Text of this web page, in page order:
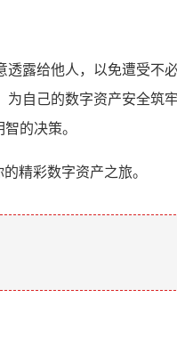
露给他人，以免遭受不必
自己的数字资产安全筑牢
的决策。
精彩数字资产之旅。